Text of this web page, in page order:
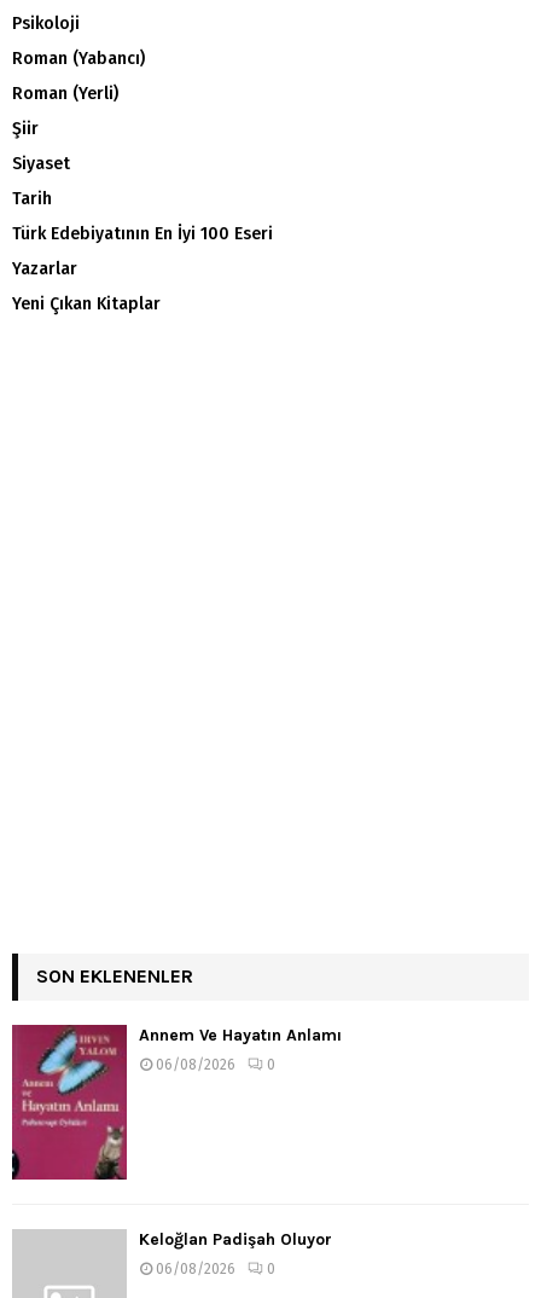
Psikoloji
Roman (Yabancı)
Roman (Yerli)
Şiir
Siyaset
Tarih
Türk Edebiyatının En İyi 100 Eseri
Yazarlar
Yeni Çıkan Kitaplar
SON EKLENENLER
Annem Ve Hayatın Anlamı
06/08/2026 0
Keloğlan Padişah Oluyor
06/08/2026 0